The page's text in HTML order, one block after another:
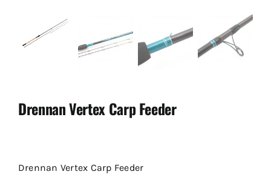
Drennan Vertex Carp Feeder
Drennan Vertex Carp Feeder